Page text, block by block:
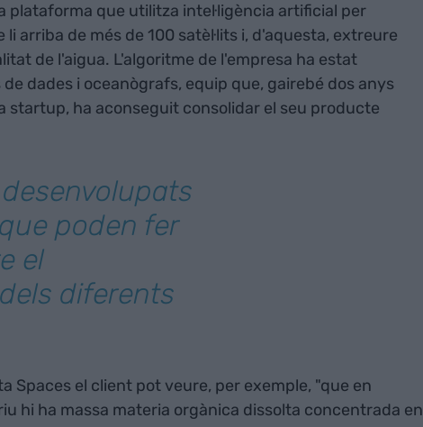
plataforma que utilitza intel·ligència artificial per
arriba de més de 100 satèl·lits i, d'aquesta, extreure
de l'aigua. L'algoritme de l'empresa ha estat
dades i oceanògrafs, equip que, gairebé dos anys
startup, ha aconseguit consolidar el seu producte
poden fer
el
diferents
Spaces el client pot veure, per exemple, "que en
hi ha massa materia orgànica dissolta concentrada en